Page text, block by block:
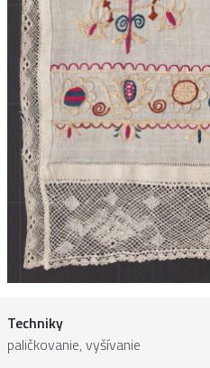
Techniky
paličkovanie, vyšívanie